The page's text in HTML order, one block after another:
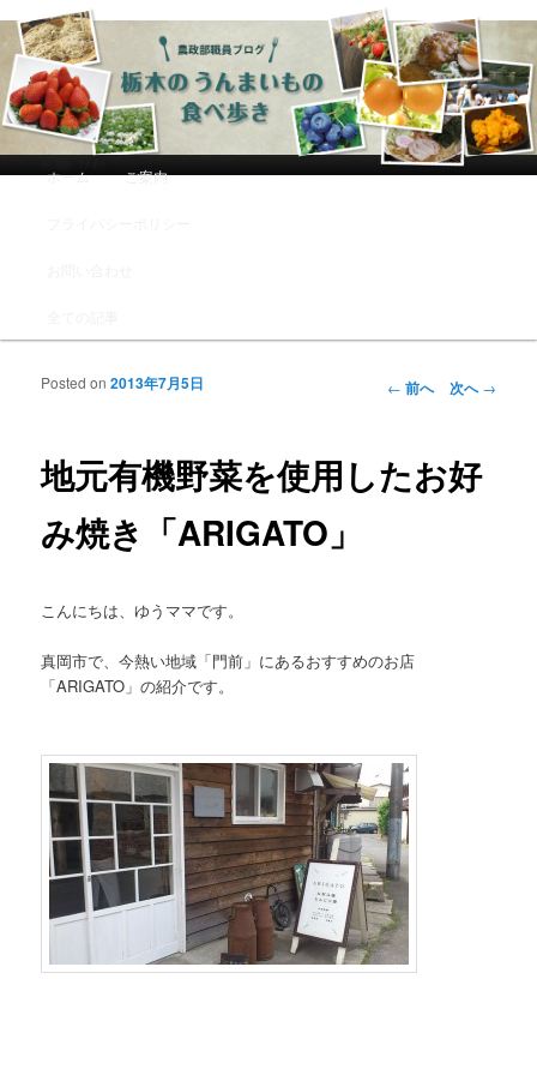
農政部職員ブログ「栃木のうんまい
もの食べ歩き」
メインコンテンツへ移動
サブコンテンツへ移動
ホーム ご案内
投稿ナビゲーシ
← 前へ 次へ→
地元有機野菜を使用したお好
み焼き「ARIGATO」
Posted on2013年7月5日
こんにちは、ゆうママです。
真岡市で、今熱い地域「門前」にあるおすすめのお店
「ARIGATO」の紹介です。